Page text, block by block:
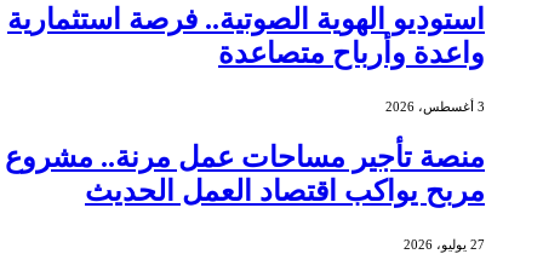
استوديو الهوية الصوتية.. فرصة استثمارية
واعدة وأرباح متصاعدة
3 أغسطس، 2026
منصة تأجير مساحات عمل مرنة.. مشروع
مربح يواكب اقتصاد العمل الحديث
27 يوليو، 2026